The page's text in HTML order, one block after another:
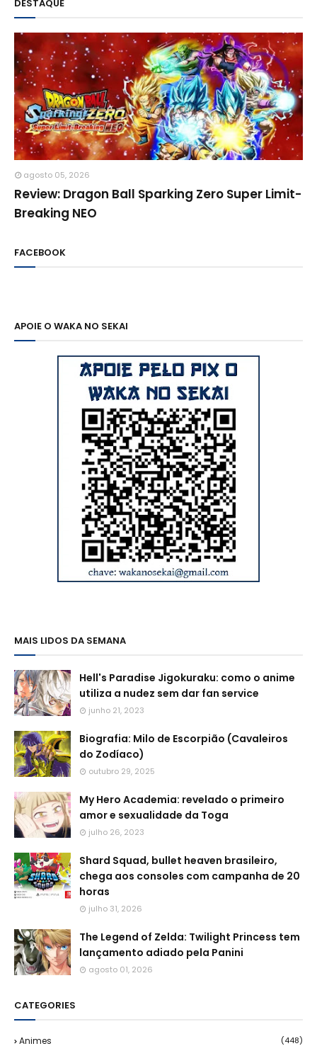
DESTAQUE
agosto 05, 2026
Review: Dragon Ball Sparking Zero Super Limit-
Breaking NEO
FACEBOOK
APOIE O WAKA NO SEKAI
MAIS LIDOS DA SEMANA
Hell's Paradise Jigokuraku: como o anime
utiliza a nudez sem dar fan service
junho 21, 2023
Biografia: Milo de Escorpião (Cavaleiros
do Zodíaco)
outubro 29, 2025
My Hero Academia: revelado o primeiro
amor e sexualidade da Toga
julho 26, 2023
Shard Squad, bullet heaven brasileiro,
chega aos consoles com campanha de 20
horas
julho 31, 2026
The Legend of Zelda: Twilight Princess tem
lançamento adiado pela Panini
agosto 01, 2026
CATEGORIES
Animes (448)